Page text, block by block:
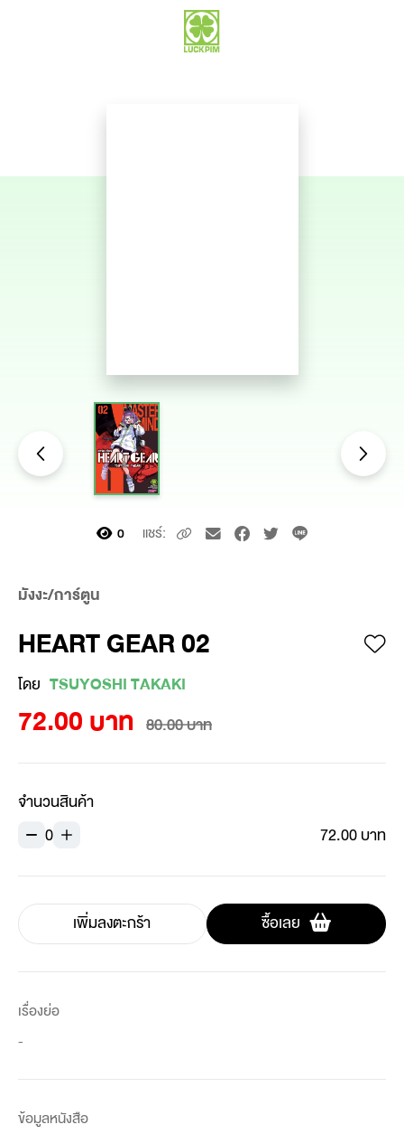
0 แชร์:
มังงะ/การ์ตูน
HEART GEAR 02
โดย TSUYOSHI TAKAKI
72.00 บาท 80.00 บาท
จำนวนสินค้า
0
72.00 บาท
เพิ่มลงตะกร้า ซื้อเลย
เรื่องย่อ
-
ข้อมูลหนังสือ